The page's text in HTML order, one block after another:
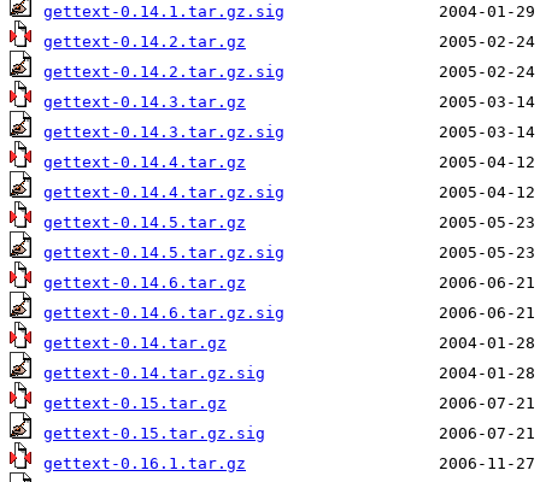
gettext-0.14.1.tar.gz.sig
gettext-0.14.2.tar.gz
gettext-0.14.2.tar.gz.sig
gettext-0.14.3.tar.gz
gettext-0.14.3.tar.gz.sig
gettext-0.14.4.tar.gz
gettext-0.14.4.tar.gz.sig
gettext-0.14.5.tar.gz
gettext-0.14.5.tar.gz.sig
gettext-0.14.6.tar.gz
gettext-0.14.6.tar.gz.sig
gettext-0.14.tar.gz
gettext-0.14.tar.gz.sig
gettext-0.15.tar.gz
gettext-0.15.tar.gz.sig
gettext-0.16.1.tar.gz